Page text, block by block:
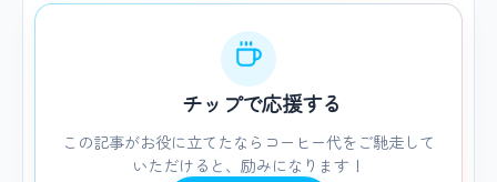
チップで応援する
この記事がお役に立てたならコーヒー代をご馳走して
いただけると、励みになります！